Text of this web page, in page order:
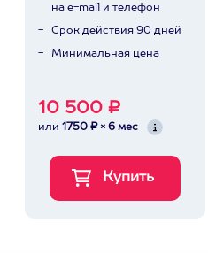
на e-mail и телефон
Срок действия 90 дней
Минимальная цена
10 500 ₽
или 1750 ₽ × 6 мес